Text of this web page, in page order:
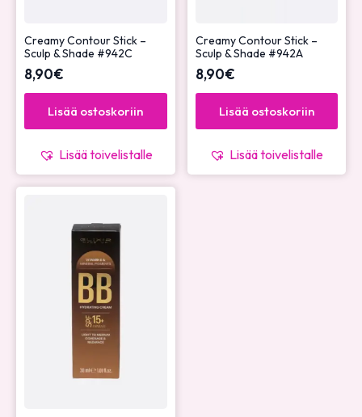
Creamy Contour Stick –
Sculp & Shade #942C
8,90€
Lisää ostoskoriin
Lisää toivelistalle
Creamy Contour Stick –
Sculp & Shade #942A
8,90€
Lisää ostoskoriin
Lisää toivelistalle